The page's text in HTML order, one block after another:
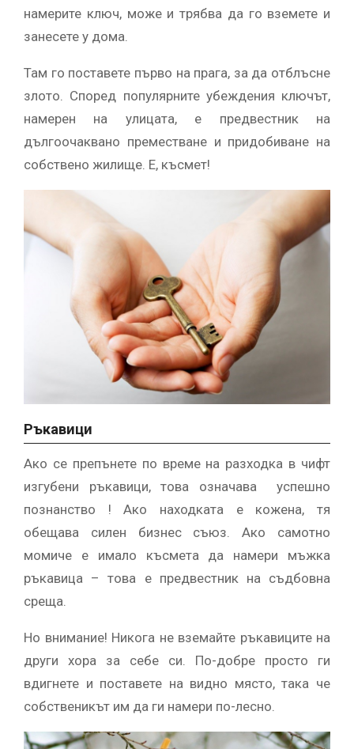
намерите ключ, може и трябва да го вземете и
занесете у дома.
Там го поставете първо на прага, за да отблъсне
злото. Според популярните убеждения ключът,
намерен на улицата, е предвестник на
дългоочаквано преместване и придобиване на
собствено жилище. Е, късмет!
Ръкавици
Ако се препънете по време на разходка в чифт
изгубени ръкавици, това означава успешно
познанство ! Ако находката е кожена, тя
обещава силен бизнес съюз. Ако самотно
момиче е имало късмета да намери мъжка
ръкавица – това е предвестник на съдбовна
среща.
Но внимание! Никога не вземайте ръкавиците на
други хора за себе си. По-добре просто ги
вдигнете и поставете на видно място, така че
собственикът им да ги намери по-лесно.